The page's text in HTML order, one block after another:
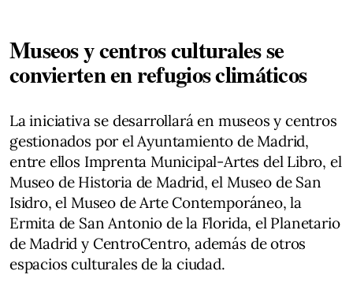
Museos y centros culturales se
convierten en refugios climáticos
La iniciativa se desarrollará en museos y centros
gestionados por el Ayuntamiento de Madrid,
entre ellos Imprenta Municipal-Artes del Libro, el
Museo de Historia de Madrid, el Museo de San
Isidro, el Museo de Arte Contemporáneo, la
Ermita de San Antonio de la Florida, el Planetario
de Madrid y CentroCentro, además de otros
espacios culturales de la ciudad.